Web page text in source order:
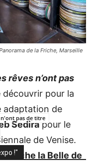
de la Friche, Marseille
rêves n’ont pas
découvrir pour la
adaptation de
Sedira pour le
de Venise.
Friche la Belle de
n'ont pas de titre
!"